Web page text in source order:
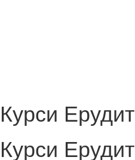
Курси Ерудит
Курси Ерудит